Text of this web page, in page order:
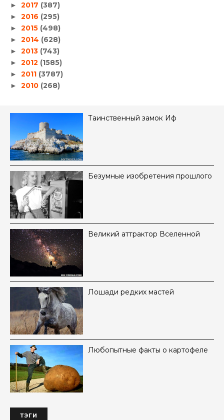
► 2017 (387)
► 2016 (295)
► 2015 (498)
► 2014 (628)
► 2013 (743)
► 2012 (1585)
► 2011 (3787)
► 2010 (268)
Таинственный замок Иф
Безумные изобретения прошлого
Великий аттрактор Вселенной
Лошади редких мастей
Любопытные факты о картофеле
ТЭГИ